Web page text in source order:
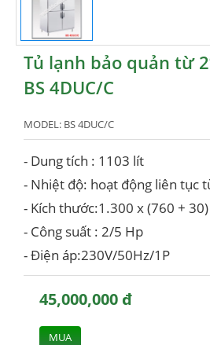
Tủ lạnh bảo quản từ
BS 4DUC/C
MODEL: BS 4DUC/C
- Dung tích : 1103 lít
- Nhiệt độ: hoạt động liên tục
- Kích thước:1.300 x (760 +
- Công suất : 2/5 Hp
- Điện áp:230V/50Hz/1P
45,000,000 đ
MUA